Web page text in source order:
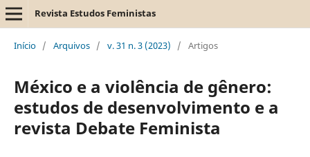
Revista Estudos Feministas
Início / Arquivos / v. 31 n. 3 (2023) / Artigos
México e a violência de gênero:
estudos de desenvolvimento e a
revista Debate Feminista